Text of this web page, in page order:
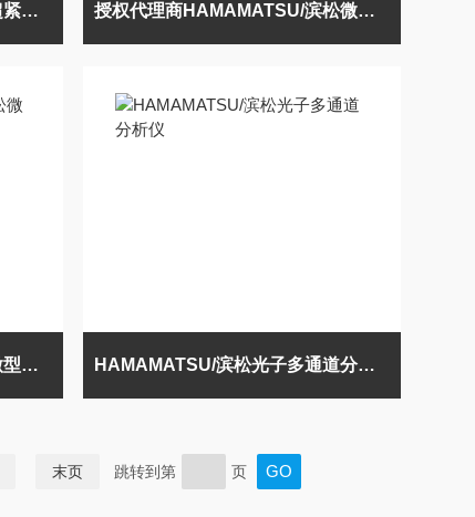
日本进口HAMAMATSU/滨松超紧凑型微型光谱仪 授权代理商HAMAMATSU/滨松微型光谱仪
日本进口HAMAMATSU/滨松微型光谱仪 HAMAMATSU/滨松光子多通道分析仪
末页 跳转到第 页